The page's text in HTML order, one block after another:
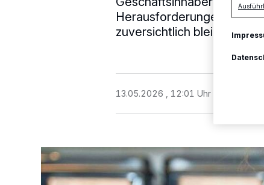
Herausforderungen, wie
zuversichtlich bleibt.
13.05.2026 , 12:01 Uhr 3 Minuten